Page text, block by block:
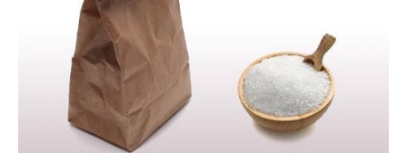
Ilham Impiana Inspirasi Selebriti
Impiana TV
Casa Impiana
Impiana MakeOver
Lahar Dekor
Sembang Dekor